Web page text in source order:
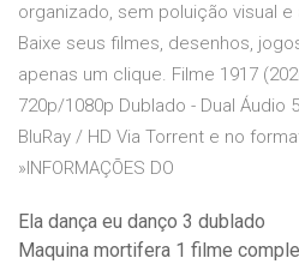
organizado, sem poluição visual
Baixe seus filmes, desenhos,
apenas um clique. Filme 1917
720p/1080p Dublado - Dual Áudio
BluRay / HD Via Torrent e no
»INFORMAÇÕES DO
Ela dança eu danço 3 dublado
Maquina mortifera 1 filme